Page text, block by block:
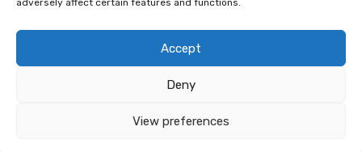
adversely affect certain features and functions.
Accept
Deny
View preferences
Ledautoshop Auto Parts | Icons made by